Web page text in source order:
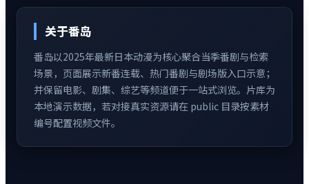
关于番岛
番岛以2025年最新日本动漫为核心聚合当季番剧与检索
场景，页面展示新番连载、热门番剧与剧场版入口示意；
并保留电影、剧集、综艺等频道便于一站式浏览。片库为
本地演示数据，若对接真实资源请在 public 目录按素材
编号配置视频文件。